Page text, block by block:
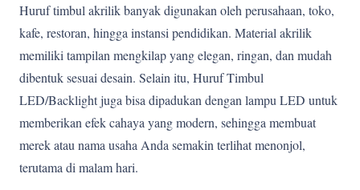
Huruf timbul akrilik banyak digunakan oleh perusahaan, toko,
kafe, restoran, hingga instansi pendidikan. Material akrilik
memiliki tampilan mengkilap yang elegan, ringan, dan mudah
dibentuk sesuai desain. Selain itu, Huruf Timbul
LED/Backlight juga bisa dipadukan dengan lampu LED untuk
memberikan efek cahaya yang modern, sehingga membuat
merek atau nama usaha Anda semakin terlihat menonjol,
terutama di malam hari.